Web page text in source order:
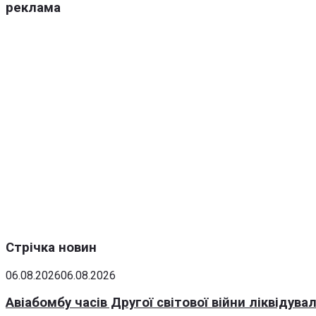
реклама
Стрічка новин
06.08.202606.08.2026
Авіабомбу часів Другої світової війни